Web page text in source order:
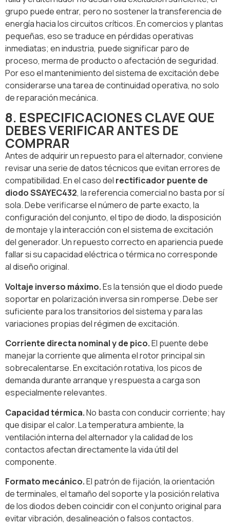
grupo puede entrar, pero no sostener la transferencia de
energía hacia los circuitos críticos. En comercios y plantas
pequeñas, eso se traduce en pérdidas operativas
inmediatas; en industria, puede significar paro de
proceso, merma de producto o afectación de seguridad.
Por eso el mantenimiento del sistema de excitación debe
considerarse una tarea de continuidad operativa, no solo
de reparación mecánica.
8. ESPECIFICACIONES CLAVE QUE
DEBES VERIFICAR ANTES DE
COMPRAR
Antes de adquirir un repuesto para el alternador, conviene
revisar una serie de datos técnicos que evitan errores de
compatibilidad. En el caso del rectificador puente de
diodo SSAYEC432, la referencia comercial no basta por sí
sola. Debe verificarse el número de parte exacto, la
configuración del conjunto, el tipo de diodo, la disposición
de montaje y la interacción con el sistema de excitación
del generador. Un repuesto correcto en apariencia puede
fallar si su capacidad eléctrica o térmica no corresponde
al diseño original.
Voltaje inverso máximo.Es la tensión que el diodo puede
soportar en polarización inversa sin romperse. Debe ser
suficiente para los transitorios del sistema y para las
variaciones propias del régimen de excitación.
Corriente directa nominal y de pico.El puente debe
manejar la corriente que alimenta el rotor principal sin
sobrecalentarse. En excitación rotativa, los picos de
demanda durante arranque y respuesta a carga son
especialmente relevantes.
Capacidad térmica.No basta con conducir corriente; hay
que disipar el calor. La temperatura ambiente, la
ventilación interna del alternador y la calidad de los
contactos afectan directamente la vida útil del
componente.
Formato mecánico.El patrón de fijación, la orientación
de terminales, el tamaño del soporte y la posición relativa
de los diodos deben coincidir con el conjunto original para
evitar vibración, desalineación o falsos contactos.